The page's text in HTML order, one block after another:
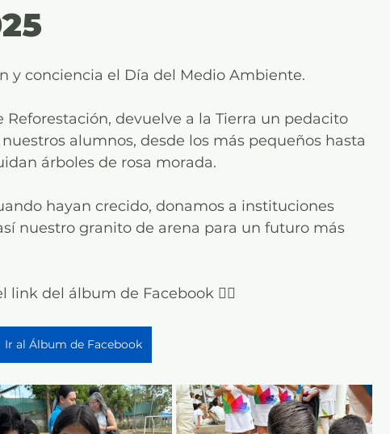
y conciencia el Día del Medio Ambiente.
devuelve a la Tierra un pedacito
alumnos, desde los más pequeños hasta
árboles de rosa morada.
hayan crecido, donamos a instituciones
nuestro granito de arena para un futuro más
del álbum de Facebook 👇🏼
Ir al Álbum de Facebook